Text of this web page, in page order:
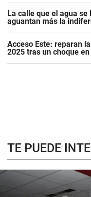
La calle que el agua
aguantan más la
Acceso Este: reparan
2025 tras un choque
TE PUEDE